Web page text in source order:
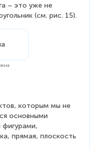
– это уже не
(см. рис. 15).
которым мы не
основными
прямая, плоскость